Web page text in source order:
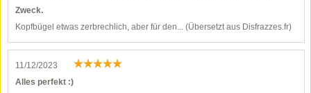
Zweck.
Kopfbügel etwas zerbrechlich, aber für den... (Übersetzt aus Disfrazzes.fr)
11/12/2023
Alles perfekt :)